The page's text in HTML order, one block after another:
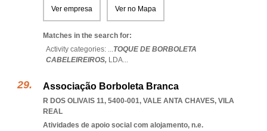
Ver empresa Ver no Mapa
Matches in the search for:
Activity categories: ...TOQUE DE BORBOLETA
CABELEIREIROS, LDA...
Associação Borboleta Branca
R DOS OLIVAIS 11, 5400-001, VALE ANTA CHAVES, VILA
REAL
Atividades de apoio social com alojamento, n.e.